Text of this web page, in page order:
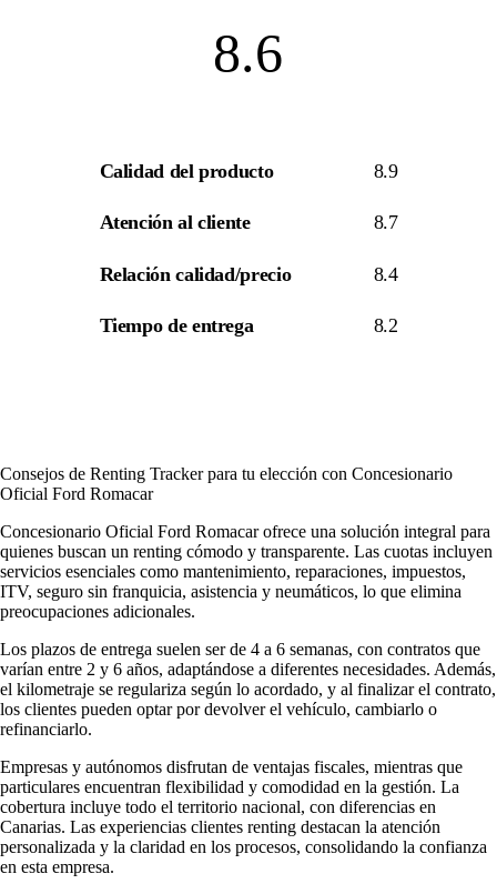
8.6
Calidad del producto 8.9
Atención al cliente 8.7
Relación calidad/precio 8.4
Tiempo de entrega 8.2
Consejos de Renting Tracker para tu elección con Concesionario
Oficial Ford Romacar
Concesionario Oficial Ford Romacar ofrece una solución integral para
quienes buscan un renting cómodo y transparente. Las cuotas incluyen
servicios esenciales como mantenimiento, reparaciones, impuestos,
ITV, seguro sin franquicia, asistencia y neumáticos, lo que elimina
preocupaciones adicionales.
Los plazos de entrega suelen ser de 4 a 6 semanas, con contratos que
varían entre 2 y 6 años, adaptándose a diferentes necesidades. Además,
el kilometraje se regulariza según lo acordado, y al finalizar el contrato,
los clientes pueden optar por devolver el vehículo, cambiarlo o
refinanciarlo.
Empresas y autónomos disfrutan de ventajas fiscales, mientras que
particulares encuentran flexibilidad y comodidad en la gestión. La
cobertura incluye todo el territorio nacional, con diferencias en
Canarias. Las experiencias clientes renting destacan la atención
personalizada y la claridad en los procesos, consolidando la confianza
en esta empresa.